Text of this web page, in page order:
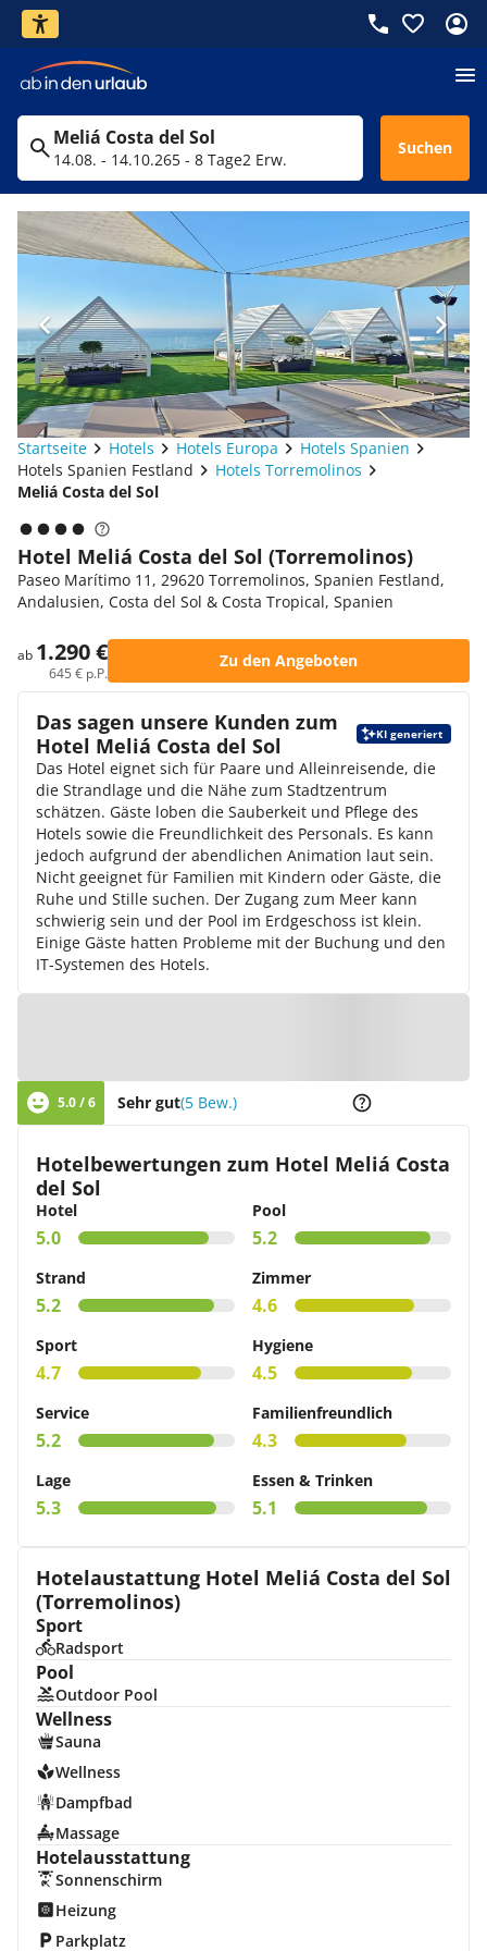
Meliá Costa del Sol
14.08. - 14.10.265 - 8 Tage2 Erw.
Suchen
Startseite Hotels Hotels Europa
Hotels Spanien
Hotels Spanien Festland
Hotels Torremolinos
Meliá Costa del Sol
Hotel Meliá Costa del Sol (Torremolinos)
Paseo Marítimo 11, 29620 Torremolinos, Spanien Festland,
Andalusien, Costa del Sol & Costa Tropical, Spanien
ab 1.290 €
645 € p.P.
Zu den Angeboten
Das sagen unsere Kunden zum
Hotel Meliá Costa del Sol
KI generiert
Das Hotel eignet sich für Paare und Alleinreisende, die
die Strandlage und die Nähe zum Stadtzentrum
schätzen. Gäste loben die Sauberkeit und Pflege des
Hotels sowie die Freundlichkeit des Personals. Es kann
jedoch aufgrund der abendlichen Animation laut sein.
Nicht geeignet für Familien mit Kindern oder Gäste, die
Ruhe und Stille suchen. Der Zugang zum Meer kann
schwierig sein und der Pool im Erdgeschoss ist klein.
Einige Gäste hatten Probleme mit der Buchung und den
IT-Systemen des Hotels.
5.0 / 6 Sehr gut(5 Bew.)
Hotelbewertungen zum Hotel Meliá Costa
del Sol
Hotel
5.0
Pool
5.2
Strand
5.2
Zimmer
4.6
Sport
4.7
Hygiene
4.5
Service
5.2
Familienfreundlich
4.3
Lage
5.3
Essen & Trinken
5.1
Hotelaustattung Hotel Meliá Costa del Sol
(Torremolinos)
Sport
Radsport
Pool
Outdoor Pool
Wellness
Sauna
Wellness
Dampfbad
Massage
Hotelausstattung
Sonnenschirm
Heizung
Parkplatz